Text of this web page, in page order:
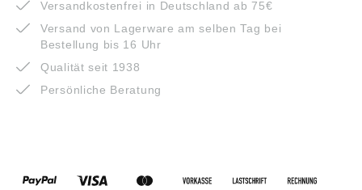
Versandkostenfrei in Deutschland ab 75€
Versand von Lagerware am selben Tag bei
Bestellung bis 16 Uhr
Qualität seit 1938
Persönliche Beratung